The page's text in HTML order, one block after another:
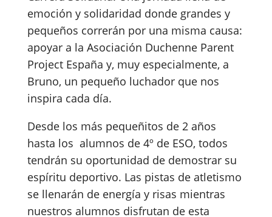
emoción y solidaridad donde grandes y
pequeños correrán por una misma causa:
apoyar a la Asociación Duchenne Parent
Project España y, muy especialmente, a
Bruno, un pequeño luchador que nos
inspira cada día.
Desde los más pequeñitos de 2 años
hasta los alumnos de 4º de ESO, todos
tendrán su oportunidad de demostrar su
espíritu deportivo. Las pistas de atletismo
se llenarán de energía y risas mientras
nuestros alumnos disfrutan de esta